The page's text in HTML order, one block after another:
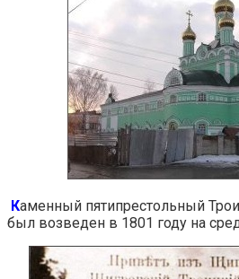
Каменный пятипрестольный
был возведен в 1801 году на